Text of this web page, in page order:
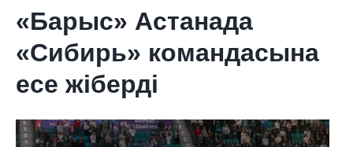
«Барыс» Астанада
«Сибирь» командасына
есе жіберді